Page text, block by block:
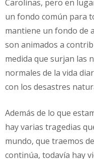
Carolinas, pero en
un fondo común para
mantiene un fondo de
son animados a
medida que surjan las
normales de la vida
con los desastres
Además de lo que
hay varias tragedias
mundo, que traemos
continúa, todavía hay